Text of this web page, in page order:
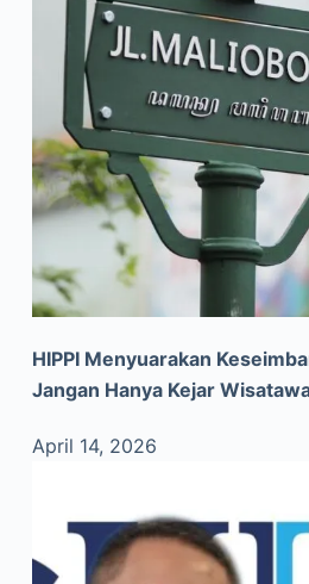
HIPPI Menyuarakan
Jangan Hanya Kejar
April 14, 2026